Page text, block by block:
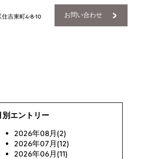
吉東町4-8-10
お問い合わせ
別エントリー
2026年08月(2)
2026年07月(12)
2026年06月(11)